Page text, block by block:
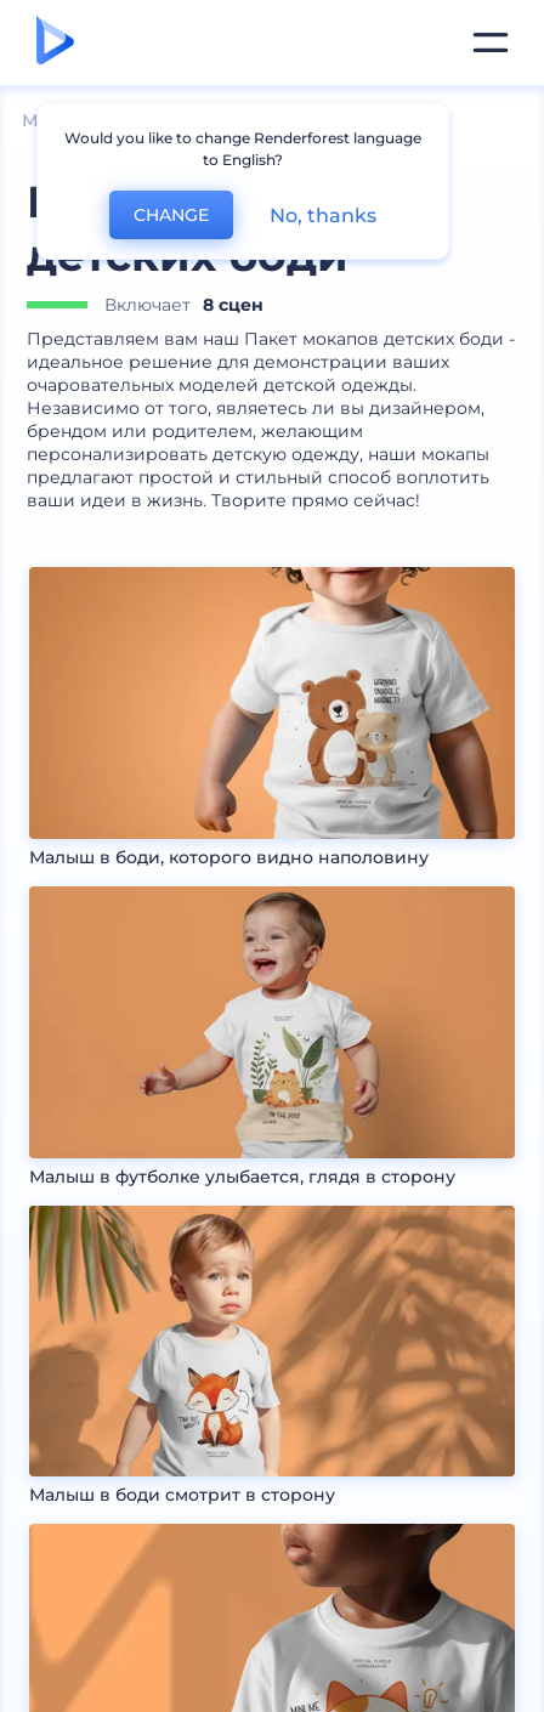
Мокапы
Набор мокапов
детских боди
Включает 8 сцен
Представляем вам наш Пакет мокапов детских боди -
идеальное решение для демонстрации ваших
очаровательных моделей детской одежды.
Независимо от того, являетесь ли вы дизайнером,
брендом или родителем, желающим
персонализировать детскую одежду, наши мокапы
предлагают простой и стильный способ воплотить
ваши идеи в жизнь. Творите прямо сейчас!
Малыш в боди, которого видно наполовину
Малыш в футболке улыбается, глядя в сторону
Малыш в боди смотрит в сторону
Would you like to change Renderforest language
to English?
CHANGE No, thanks